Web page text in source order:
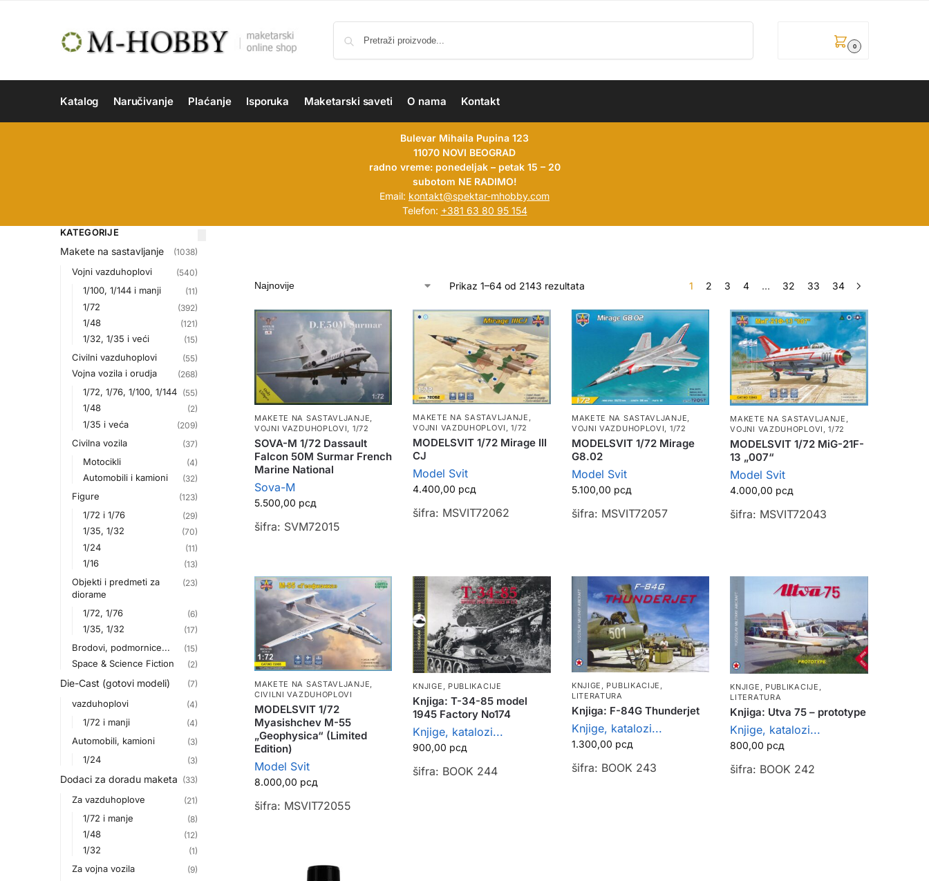
0
Katalog Naručivanje Plaćanje Isporuka Maketarski saveti O nama Kontakt
Bulevar Mihaila Pupina 123
11070 NOVI BEOGRAD
radno vreme: ponedeljak – petak 15 – 20
subotom NE RADIMO!
Email: kontakt@spektar-mhobby.com
Telefon: +381 63 80 95 154
Prikaz 1–64 od 2143 rezultata 1 2 3 4 … 32 33 34
MAKETE NA SASTAVLJANJE,
VOJNI VAZDUHOPLOVI, 1/72
SOVA-M 1/72 Dassault
Falcon 50M Surmar French
Marine National
Sova-M
5.500,00 рсд
šifra: SVM72015
MAKETE NA SASTAVLJANJE ,
VOJNI VAZDUHOPLOVI ,1/72
MODELSVIT 1/72 Mirage III
CJ
Model Svit
4.400,00 рсд
šifra: MSVIT72062
MAKETE NA SASTAVLJANJE,
VOJNI VAZDUHOPLOVI, 1/72
MODELSVIT 1/72 Mirage
G8.02
Model Svit
5.100,00 рсд
šifra: MSVIT72057
MAKETE NA SASTAVLJANJE ,
VOJNI VAZDUHOPLOVI ,1/72
MODELSVIT 1/72 MiG-21F-
13 „007“
Model Svit
4.000,00 рсд
šifra: MSVIT72043
MAKETE NA SASTAVLJANJE
CIVILNI VAZDUHOPLOVI
MODELSVIT 1/72
Myasishchev M-55
„Geophysica“ (Limited
Edition)
Model Svit
8.000,00 рсд
šifra: MSVIT72055
KNJIGE, PUBLIKACIJE
Knjiga: T-34-85 model
1945 Factory No174
Knjige, katalozi...
900,00 рсд
šifra: BOOK 244
KNJIGE, PUBLIKACIJE
LITERATURA
Knjiga: F-84G Thunderjet
Knjige, katalozi...
1.300,00 рсд
šifra: BOOK 243
KNJIGE, PUBLIKACIJE ,
LITERATURA
Knjiga: Utva 75 – prototype
Knjige, katalozi...
800,00 рсд
šifra: BOOK 242
KATEGORIJE
Makete na sastavljanje (1038)
Vojni vazduhoplovi (540)
1/100, 1/144 i manji (11)
1/72 (392)
1/48 (121)
1/32, 1/35 i veći (15)
Civilni vazduhoplovi (55)
Vojna vozila i orudja (268)
1/72, 1/76, 1/100, 1/144 (55)
1/48 (2)
1/35 i veća (209)
Civilna vozila (37)
Motocikli (4)
Automobili i kamioni (32)
Figure (123)
1/72 i 1/76 (29)
1/35, 1/32 (70)
1/24 (11)
1/16 (13)
Objekti i predmeti za
diorame
(23)
1/72, 1/76 (6)
1/35, 1/32 (17)
Brodovi, podmornice... (15)
Space & Science Fiction (2)
Die-Cast (gotovi modeli) (7)
vazduhoplovi (4)
1/72 i manji (4)
Automobili, kamioni (3)
1/24 (3)
Dodaci za doradu maketa (33)
Za vazduhoplove (21)
1/72 i manje (8)
1/48 (12)
1/32 (1)
Za vojna vozila (9)